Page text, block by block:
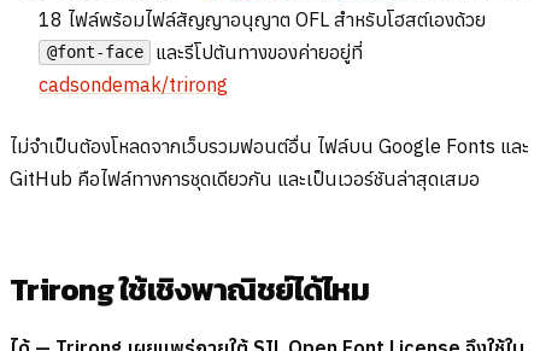
18 ไฟล์พร้อมไฟล์สัญญาอนุญาต OFL สำหรับโฮสต์เองด้วย
@font-face
และรีโปต้นทางของค่ายอยู่ที่
cadsondemak/trirong
ไม่จำเป็นต้องโหลดจากเว็บรวมฟอนต์อื่น ไฟล์บน Google Fonts และ
GitHub คือไฟล์ทางการชุดเดียวกัน และเป็นเวอร์ชันล่าสุดเสมอ
Trirong ใช้เชิงพาณิชย์ได้ไหม